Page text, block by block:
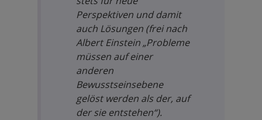
Perspektiven und damit
auch Lösungen (frei nach
Albert Einstein „Probleme
müssen auf einer
anderen
Bewusstseinsebene
gelöst werden als der, auf
der sie entstehen“).